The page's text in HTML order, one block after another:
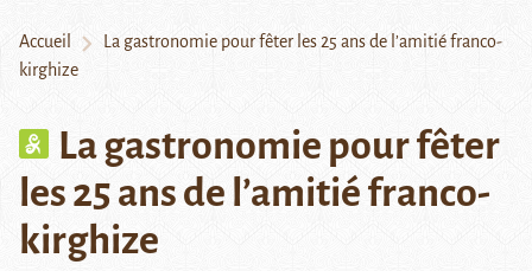
Accueil
La gastronomie pour fêter les 25 ans de l’amitié franco-
kirghize
La gastronomie pour fêter
les 25 ans de l’amitié franco-
kirghize